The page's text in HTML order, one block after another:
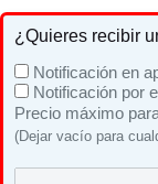
¿Quieres recibir
Notificación en
Notificación por
Precio máximo
(Dejar vacío para